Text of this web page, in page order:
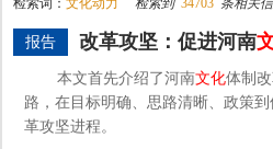
检索词： 文化动力 检索到 34703 条相关
报告 改革攻坚：促进河南
本文首先介绍了河南文化体制
路，在目标明确、思路清晰、政策
革攻坚进程。